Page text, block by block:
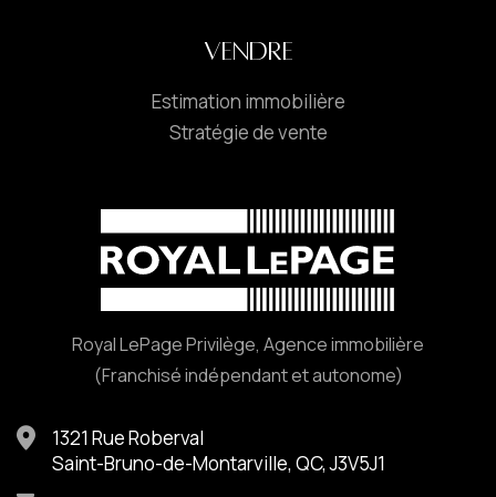
VENDRE
Estimation immobilière
Stratégie de vente
Royal LePage Privilège, Agence immobilière
(Franchisé indépendant et autonome)
1321 Rue Roberval
Saint-Bruno-de-Montarville, QC, J3V5J1